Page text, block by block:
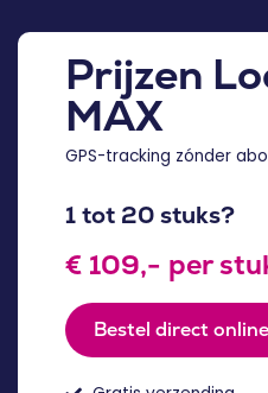
Prijzen
MAX
GPS-tracking zónder
1 tot 20 stuks?
€ 109,- per
Bestel direct online